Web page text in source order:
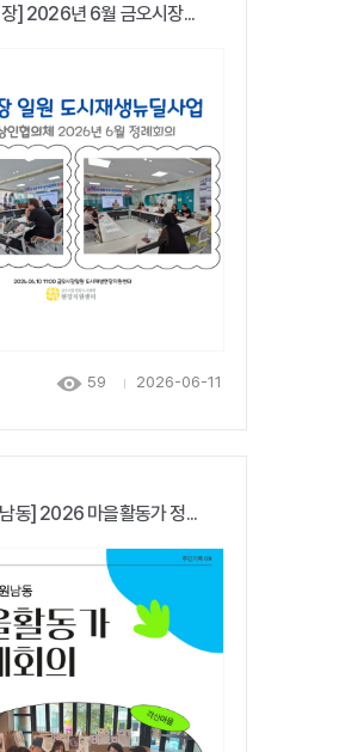
장] 2026년 6월 금오시장...
59 2026-06-11
동] 2026 마을활동가 정...